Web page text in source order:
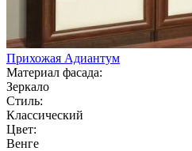
Прихожая Адиантум
Материал фасада:
Зеркало
Стиль:
Классический
Цвет:
Венге